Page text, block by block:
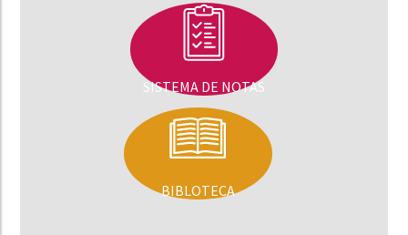
SISTEMA DE NOTAS
BIBLOTECA